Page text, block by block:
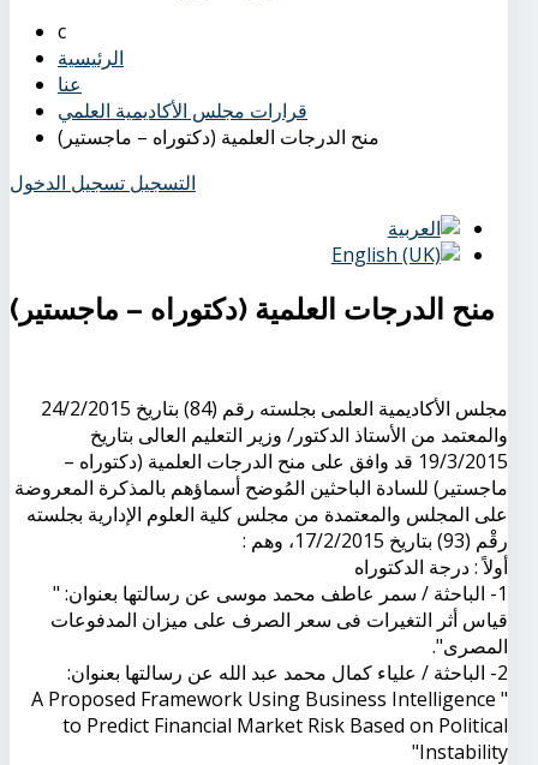
الرئيسية
عنا
قرارات مجلس الأكاديمية العلمي
منح الدرجات العلمية (دكتوراه – ماجستير)
التسجيل تسجيل الدخول
منح الدرجات العلمية (دكتوراه – ماجستير)
مجلس الأكاديمية العلمى بجلسته رقم (84) بتاريخ 24/2/2015
والمعتمد من الأستاذ الدكتور/ وزير التعليم العالى بتاريخ
19/3/2015 قد وافق على منح الدرجات العلمية (دكتوراه –
ماجستير) للسادة الباحثين المُوضح أسماؤهم بالمذكرة المعروضة
على المجلس والمعتمدة من مجلس كلية العلوم الإدارية بجلسته
رقْم (93) بتاريخ 17/2/2015، وهم :
أولاً : درجة الدكتوراه
1- الباحثة / سمر عاطف محمد موسى عن رسالتها بعنوان: "
قياس أثر التغيرات فى سعر الصرف على ميزان المدفوعات
المصرى".
2- الباحثة / علياء كمال محمد عبد الله عن رسالتها بعنوان:
" A Proposed Framework Using Business Intelligence
to Predict Financial Market Risk Based on Political
Instability"